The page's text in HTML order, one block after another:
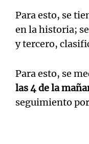
Para esto, se
en la historia;
y tercero,
Para esto, se
las 4 de la
seguimiento